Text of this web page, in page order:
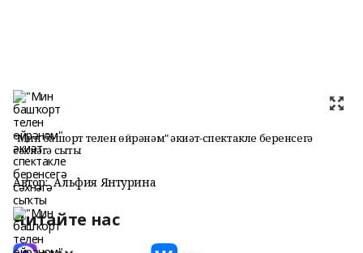
"Мин башҡорт телен өйрәнәм" әкиәт-спектакле беренсегә
сәхнәгә сыҡты
Автор: Альфия Янтурина
Читайте нас